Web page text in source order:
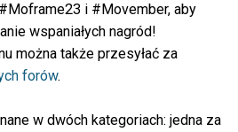
i #Movember, aby
wspaniałych nagród!
można także przesyłać za
forów.
w dwóch kategoriach: jedna za